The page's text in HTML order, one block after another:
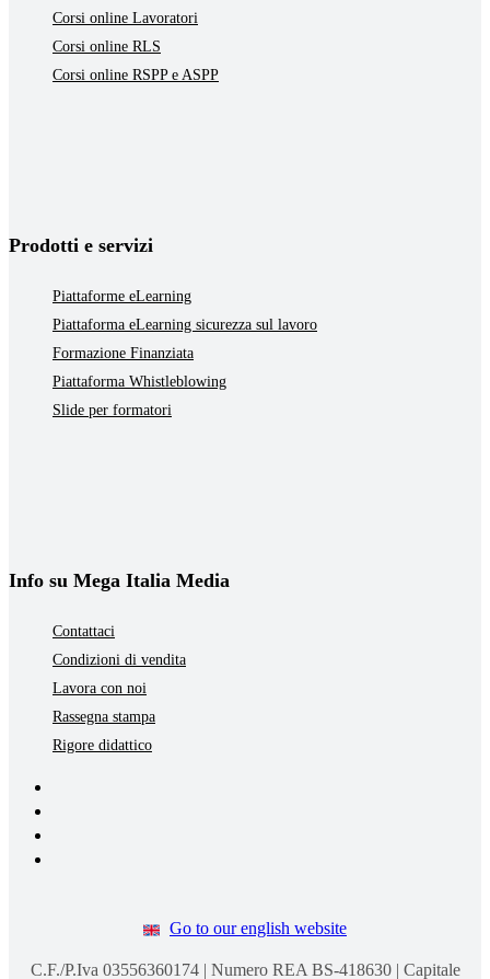
Corsi online Lavoratori
Corsi online RLS
Corsi online RSPP e ASPP
Prodotti e servizi
Piattaforme eLearning
Piattaforma eLearning sicurezza sul lavoro
Formazione Finanziata
Piattaforma Whistleblowing
Slide per formatori
Info su Mega Italia Media
Contattaci
Condizioni di vendita
Lavora con noi
Rassegna stampa
Rigore didattico
Go to our english website
C.F./P.Iva 03556360174 | Numero REA BS-418630 | Capitale